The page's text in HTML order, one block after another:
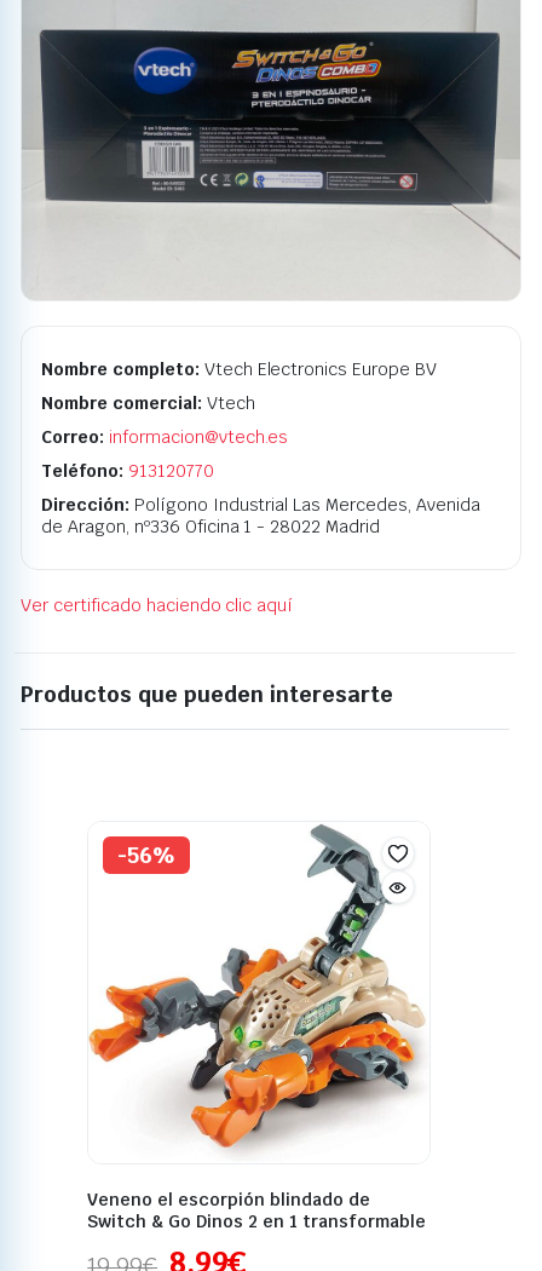
Nombre completo: Vtech Electronics Europe BV
Nombre comercial: Vtech
Correo: informacion@vtech.es
Teléfono: 913120770
Dirección: Polígono Industrial Las Mercedes, Avenida
de Aragon, nº336 Oficina 1 - 28022 Madrid
Ver certificado haciendo clic aquí
Productos que pueden interesarte
-56%
Veneno el escorpión blindado de
Switch & Go Dinos 2 en 1 transformable
8,99€